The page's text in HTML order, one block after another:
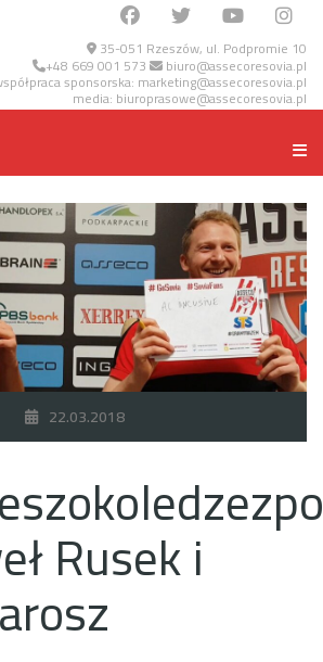
35-051 Rzeszów, ul. Podpromie 10
+48 669 001 573 biuro@assecoresovia.pl
sponsorska: marketing@assecoresovia.pl
media: biuroprasowe@assecoresovia.pl
22.03.2018
Rusek i